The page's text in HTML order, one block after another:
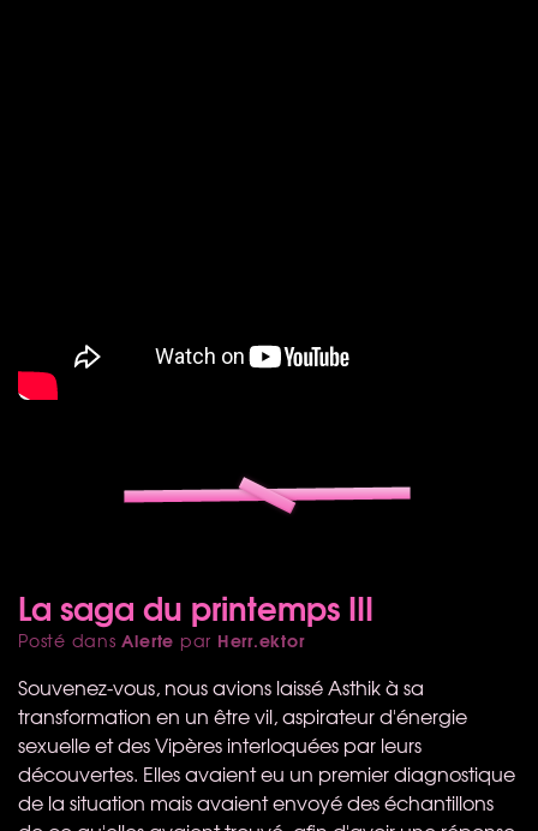
La saga du printemps III
Posté dansAlerte par Herr.ektor
Souvenez-vous, nous avions laissé Asthik à sa
transformation en un être vil, aspirateur d'énergie
sexuelle et des Vipères interloquées par leurs
découvertes. Elles avaient eu un premier diagnostique
de la situation mais avaient envoyé des échantillons